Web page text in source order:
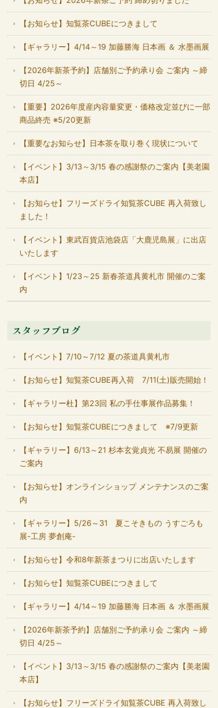
【お知らせ】知覧茶CUBEにつきまして
【ギャラリー】4/14～19 加藤勝海 日本画 ＆ 水墨画展
【2026年新茶予約】店舗別ご予約承り会 ご案内 ～締
切日 4/25～
【重要】2026年度産内容量変更・価格改定並びに一部
商品終売 ※5/20更新
【重要なお知らせ】日本茶を取り巻く現状について
【イベント】3/13～3/15 春の感謝祭のご案内【美老園
本店】
【お知らせ】フリーズドライ知覧茶CUBE 再入荷致し
ました！
【イベント】東武百貨店池袋店「大鹿児島展」に出店
いたします
【イベント】1/23～25 新春茶道具黄札市 開催のご案
内
スタッフブログ
【イベント】7/10～7/12 夏の茶道具黄札市
【お知らせ】知覧茶CUBE再入荷 7/11(土)販売開始！
【ギャラリー杜】第23回 私の手仕事展作品募集！
【お知らせ】知覧茶CUBEにつきまして ※7/9更新
【ギャラリー】6/13～21 杉本玄覚貞光 不易展 開催の
ご案内
【お知らせ】オンラインショップ メンテナンスのご案
内
【ギャラリー】5/26～31 夏こそきもの うすごろも
展-工房 夢創庵-
【お知らせ】令和8年新茶まつりに出店いたします
【お知らせ】知覧茶CUBEにつきまして
【ギャラリー】4/14～19 加藤勝海 日本画 ＆ 水墨画展
【2026年新茶予約】店舗別ご予約承り会 ご案内 ～締
切日 4/25～
【イベント】3/13～3/15 春の感謝祭のご案内【美老園
本店】
【お知らせ】フリーズドライ知覧茶CUBE 再入荷致し